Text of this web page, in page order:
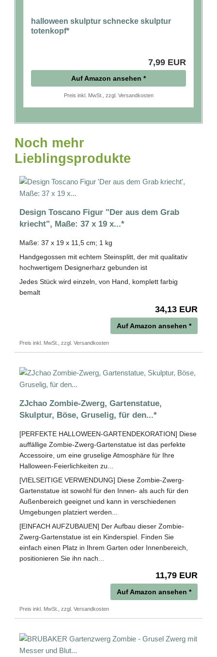
halloween skulptur schnecke skulptur
totenkopf*
7,99 EUR
Auf Amazon ansehen *
Preis inkl. MwSt., zzgl. Versandkosten
Noch mehr
Lieblingsprodukte
Design Toscano Figur "Der aus dem Grab
kriecht", Maße: 37 x 19 x...*
Maße: 37 x 19 x 11,5 cm; 1 kg
Handgegossen mit echtem Steinsplitt, der mit qualitativ
hochwertigem Designerharz gebunden ist
Jedes Stück wird einzeln, von Hand, komplett farbig
bemalt
34,13 EUR
Auf Amazon ansehen *
Preis inkl. MwSt., zzgl. Versandkosten
ZJchao Zombie-Zwerg, Gartenstatue,
Skulptur, Böse, Gruselig, für den...*
[PERFEKTE HALLOWEEN-GARTENDEKORATION] Diese
auffällige Zombie-Zwerg-Gartenstatue ist das perfekte
Accessoire, um eine gruselige Atmosphäre für Ihre
Halloween-Feierlichkeiten zu...
[VIELSEITIGE VERWENDUNG] Diese Zombie-Zwerg-
Gartenstatue ist sowohl für den Innen- als auch für den
Außenbereich geeignet und kann in verschiedenen
Umgebungen platziert werden...
[EINFACH AUFZUBAUEN] Der Aufbau dieser Zombie-
Zwerg-Gartenstatue ist ein Kinderspiel. Finden Sie
einfach einen Platz in Ihrem Garten oder Innenbereich,
positionieren Sie ihn nach...
11,79 EUR
Auf Amazon ansehen *
Preis inkl. MwSt., zzgl. Versandkosten